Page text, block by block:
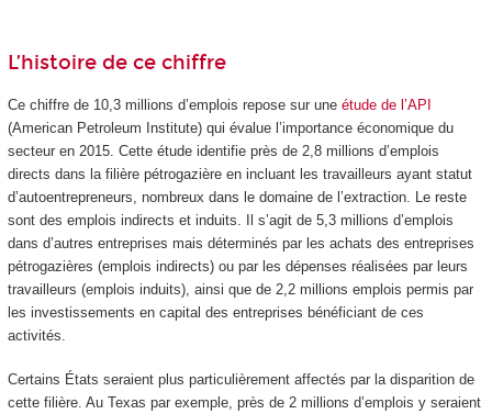
L’histoire de ce chiffre
Ce chiffre de 10,3 millions d’emplois repose sur une étude de l’API
(American Petroleum Institute) qui évalue l’importance économique du
secteur en 2015. Cette étude identifie près de 2,8 millions d’emplois
directs dans la filière pétrogazière en incluant les travailleurs ayant statut
d’autoentrepreneurs, nombreux dans le domaine de l’extraction. Le reste
sont des emplois indirects et induits. Il s’agit de 5,3 millions d’emplois
dans d’autres entreprises mais déterminés par les achats des entreprises
pétrogazières (emplois indirects) ou par les dépenses réalisées par leurs
travailleurs (emplois induits), ainsi que de 2,2 millions emplois permis par
les investissements en capital des entreprises bénéficiant de ces
activités.
Certains États seraient plus particulièrement affectés par la disparition de
cette filière. Au Texas par exemple, près de 2 millions d’emplois y seraient